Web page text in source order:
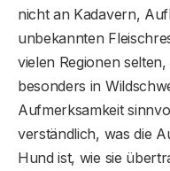
nicht an Kadavern,
unbekannten
vielen Regionen
besonders in
Aufmerksamkeit
verständlich, was die
Hund ist, wie sie